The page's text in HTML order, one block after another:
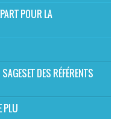
POUR LA
DES RÉFÉRENTS
PLU